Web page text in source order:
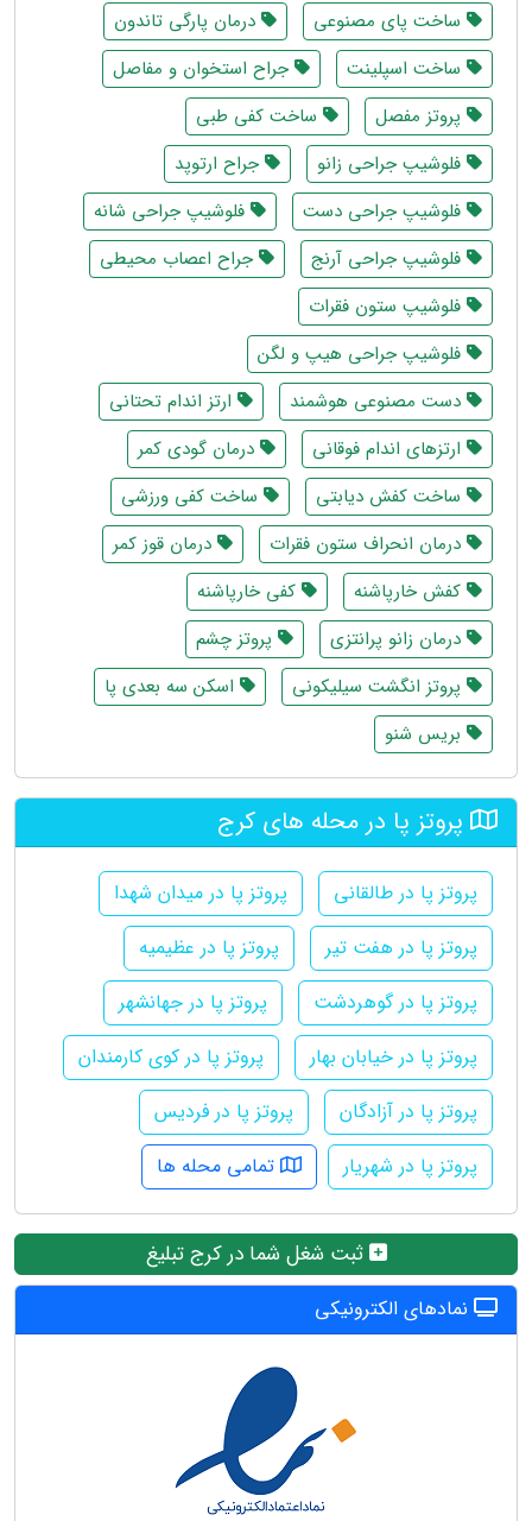
ساخت پای مصنوعی
درمان پارگی تاندون
ساخت اسپلینت
جراح استخوان و مفاصل
پروتز مفصل
ساخت کفی طبی
فلوشیپ جراحی زانو
جراح ارتوپد
فلوشیپ جراحی دست
فلوشیپ جراحی شانه
فلوشیپ جراحی آرنج
جراح اعصاب محیطی
فلوشیپ ستون فقرات
فلوشیپ جراحی هیپ و لگن
دست مصنوعی هوشمند
ارتز اندام تحتانی
ارتزهای اندام فوقانی
درمان گودی کمر
ساخت کفش دیابتی
ساخت کفی ورزشی
درمان انحراف ستون فقرات
درمان قوز کمر
کفش خارپاشنه
کفی خارپاشنه
درمان زانو پرانتزی
پروتز چشم
پروتز انگشت سیلیکونی
اسکن سه بعدی پا
بریس شنو
پروتز پا در محله های کرج
پروتز پا در طالقانی
پروتز پا در میدان شهدا
پروتز پا در هفت تیر
پروتز پا در عظیمیه
پروتز پا در گوهردشت
پروتز پا در جهانشهر
پروتز پا در خیابان بهار
پروتز پا در کوی کارمندان
پروتز پا در آزادگان
پروتز پا در فردیس
پروتز پا در شهریار
تمامی محله ها
ثبت شغل شما در کرج تبلیغ
نمادهای الکترونیکی